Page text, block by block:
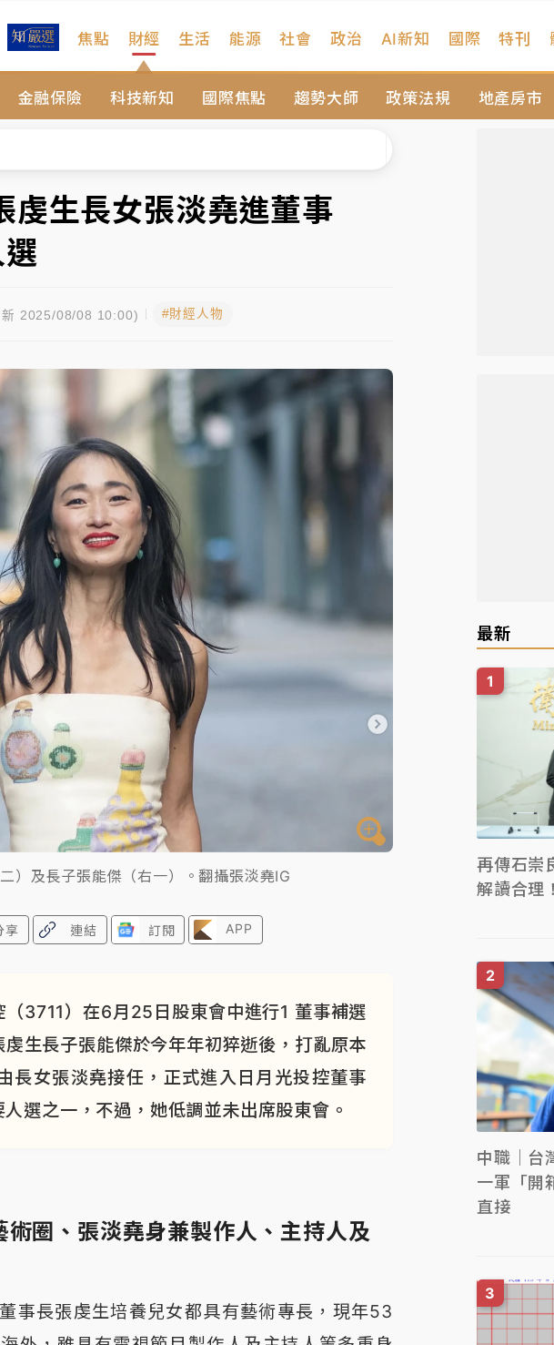
焦點 財經
金融保險 科技新知 國際焦點 趨勢大師 政策法規 地產房市
生活 能源 社會 政治 AI新知 國際 特刊
複雜 觀旅局回應了
度塞車 周六起展出延長至晚上7時
開羈押庭
面曝光
聲請遭駁 理由曝光
塞車 周六起展出延長至晚上7時
重開羈押庭
紫」降雨熱區曝
虔生長女張淡堯進董事
新 2025/08/08 10:00) #財經人物
）及長子張能傑（右一）。翻攝張淡堯IG
享 連結 訂閱 APP
3711）在6月25日股東會中進行1 董事補選
生長子張能傑於今年年初猝逝後，打亂原本
長女張淡堯接任，正式進入日月光投控董事
選之一，不過，她低調並未出席股東會。
術圈、張淡堯身兼製作人、主持人及
事長張虔生培養兒女都具有藝術專長，現年53
最新
再傳石崇
解讀合理
中職｜台
一軍「開
直接